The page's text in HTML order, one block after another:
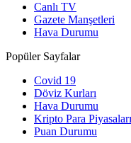
Canlı TV
Gazete Manşetleri
Hava Durumu
Popüler Sayfalar
Covid 19
Döviz Kurları
Hava Durumu
Kripto Para Piyasaları
Puan Durumu